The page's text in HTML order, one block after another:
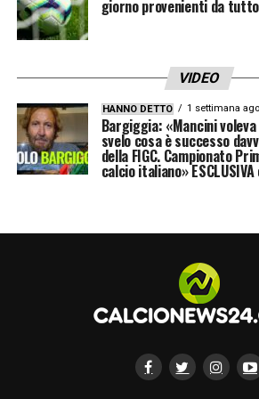
Le divergenze più
su diversi giocatori,
letta in modo differente:
Berardi(Sassuolo):
Gazzetta 7.5. Una differenza
Kristensen(Udinese):
essere«”in ritardo su
giorno provenienti da
VIDEO
HANNO DETTO 1 settimana ago
Bargiggia: «Mancini
svelo cosa è successo
della FIGC. Campionato
calcio italiano» ESCLUSIVA